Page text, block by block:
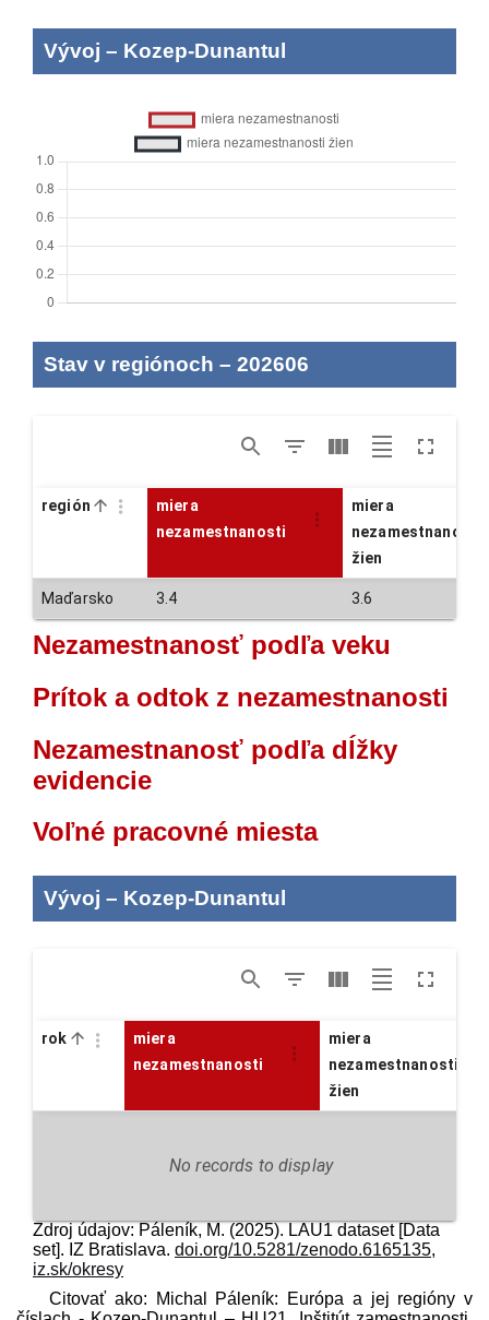
Vývoj – Kozep-Dunantul
Stav v regiónoch – 202606
región
miera
nezamestnanosti
miera
nezamestnanosti
žien
Maďarsko 3.4 3.6
Nezamestnanosť podľa veku
Prítok a odtok z nezamestnanosti
Nezamestnanosť podľa dĺžky
evidencie
Voľné pracovné miesta
Vývoj – Kozep-Dunantul
rok
miera
nezamestnanosti
miera
nezamestnanosti
žien
No records to display
Zdroj údajov: Páleník, M. (2025). LAU1 dataset [Data
set]. IZ Bratislava. doi.org/10.5281/zenodo.6165135,
iz.sk/okresy
Citovať ako: Michal Páleník: Európa a jej regióny v